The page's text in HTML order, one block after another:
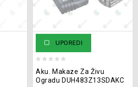
UPOREDI
out
of
Aku. Makaze Za Živu
Ogradu DUH483Z13SDAKC